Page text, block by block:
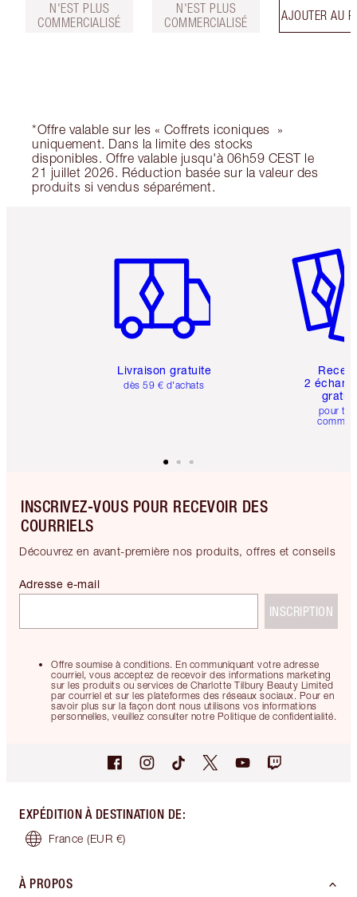
N'EST PLUS
COMMERCIALISÉ
N'EST PLUS
COMMERCIALISÉ
AJOUTER AU
*Offre valable sur les « Coffrets iconiques »
uniquement. Dans la limite des stocks
disponibles. Offre valable jusqu'à 06h59 CEST le
21 juillet 2026. Réduction basée sur la valeur des
produits si vendus séparément.
Livraison gratuite
dès 59 € d'achats
2
pour
INSCRIVEZ-VOUS POUR RECEVOIR DES
COURRIELS
Découvrez en avant-première nos produits, offres et conseils
Offre soumise à conditions. En communiquant votre adresse
courriel, vous acceptez de recevoir des informations marketing
sur les produits ou services de Charlotte Tilbury Beauty Limited
par courriel et sur les plateformes des réseaux sociaux. Pour en
savoir plus sur la façon dont nous utilisons vos informations
personnelles, veuillez consulter notre Politique de confidentialité.
Adresse e-mail
INSCRIPTION
EXPÉDITION À DESTINATION DE:
France (EUR €)
À PROPOS